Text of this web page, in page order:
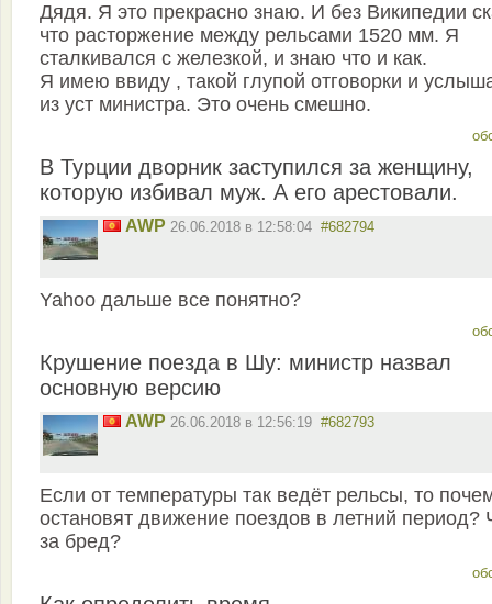
Дядя. Я это прекрасно знаю. И без Википедии
что расторжение между рельсами 1520 мм. Я
сталкивался с железкой, и знаю что и как.
Я имею ввиду , такой глупой отговорки и
из уст министра. Это очень смешно.
В Турции дворник заступился за женщину,
которую избивал муж. А его арестовали.
AWP 26.06.2018 в 12:58:04 #682794
Yahoo дальше все понятно?
Крушение поезда в Шу: министр назвал
основную версию
AWP 26.06.2018 в 12:56:19 #682793
Если от температуры так ведёт рельсы, то
остановят движение поездов в летний период?
за бред?